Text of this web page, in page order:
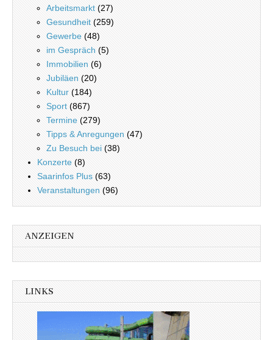
Arbeitsmarkt (27)
Gesundheit (259)
Gewerbe (48)
im Gespräch (5)
Immobilien (6)
Jubiläen (20)
Kultur (184)
Sport (867)
Termine (279)
Tipps & Anregungen (47)
Zu Besuch bei (38)
Konzerte (8)
Saarinfos Plus (63)
Veranstaltungen (96)
ANZEIGEN
LINKS